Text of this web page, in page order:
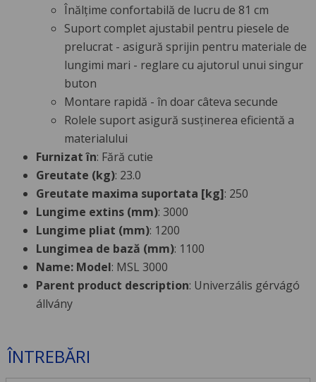
Înălțime confortabilă de lucru de 81 cm
Suport complet ajustabil pentru piesele de
prelucrat - asigură sprijin pentru materiale de
lungimi mari - reglare cu ajutorul unui singur
buton
Montare rapidă - în doar câteva secunde
Rolele suport asigură susținerea eficientă a
materialului
Furnizat în: Fără cutie
Greutate (kg): 23.0
Greutate maxima suportata [kg]: 250
Lungime extins (mm): 3000
Lungime pliat (mm): 1200
Lungimea de bază (mm): 1100
Name: Model: MSL 3000
Parent product description: Univerzális gérvágó
állvány
ÎNTREBĂRI